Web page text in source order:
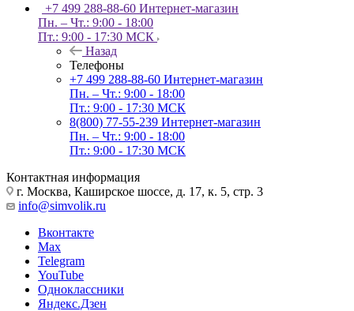
+7 499 288-88-60 Интернет-магазин
Пн. – Чт.: 9:00 - 18:00
Пт.: 9:00 - 17:30 МСК
Назад
Телефоны
+7 499 288-88-60 Интернет-магазин
Пн. – Чт.: 9:00 - 18:00
Пт.: 9:00 - 17:30 МСК
8(800) 77-55-239 Интернет-магазин
Пн. – Чт.: 9:00 - 18:00
Пт.: 9:00 - 17:30 МСК
Контактная информация
г. Москва, Каширское шоссе, д. 17, к. 5, стр. 3
info@simvolik.ru
Вконтакте
Max
Telegram
YouTube
Одноклассники
Яндекс.Дзен